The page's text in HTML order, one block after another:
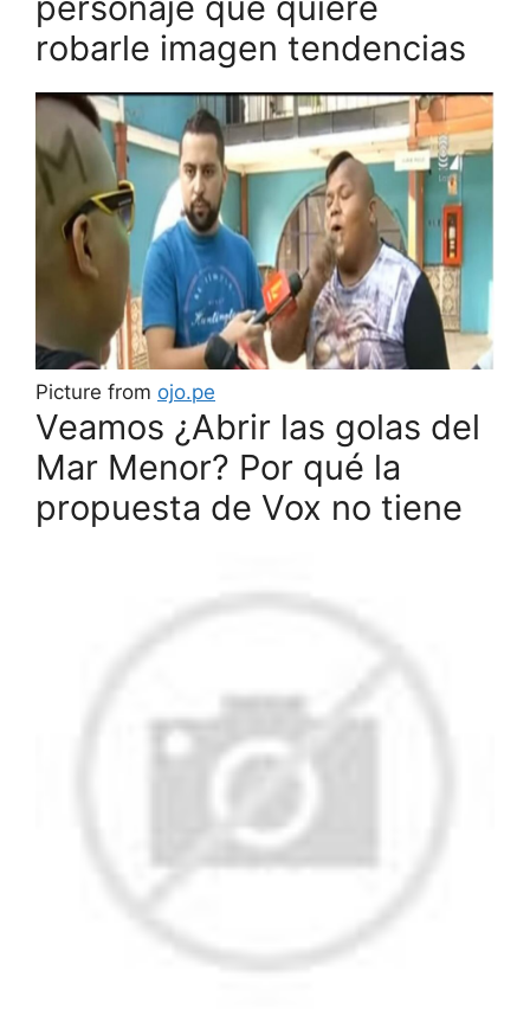
robarle imagen tendencias
Picture from ojo.pe
Veamos ¿Abrir las golas del
Mar Menor? Por qué la
propuesta de Vox no tiene